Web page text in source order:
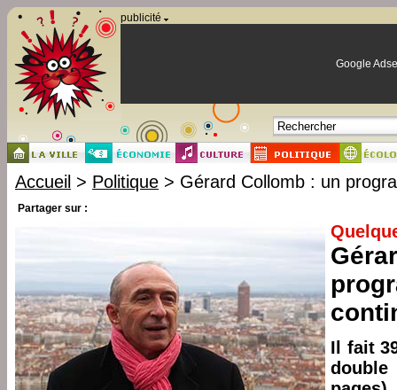
publicité
Google
Accueil > Politique > Gérard Collomb : un
Partager sur :
Il fait
Panneau de gestion des cookies